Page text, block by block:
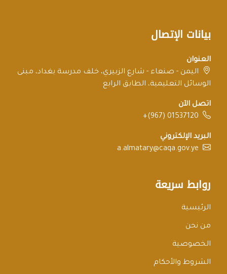
بيانات الإتصال
العنوان
اليمن - صنعاء - شارع الزبيري، خلف مدرسة بغداد، مبنى
الوسائل التعليمية، الطابق الرابع
اتصل الآن
+(967) 01537120
البريد الإلكتروني
a.almatary@caqa.gov.ye
روابط سريعة
الرئيسية
من نحن
الخصوصية
الشروط والأحكام